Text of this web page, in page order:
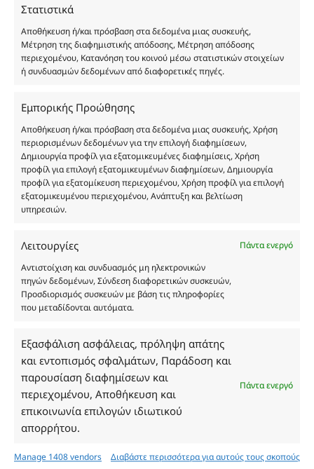
Στατιστικά
Αποθήκευση ή/και πρόσβαση στα δεδομένα μιας συσκευής,
Μέτρηση της διαφημιστικής απόδοσης, Μέτρηση απόδοσης
περιεχομένου, Κατανόηση του κοινού μέσω στατιστικών στοιχείων
ή συνδυασμών δεδομένων από διαφορετικές πηγές.
Εμπορικής Προώθησης
Αποθήκευση ή/και πρόσβαση στα δεδομένα μιας συσκευής, Χρήση
περιορισμένων δεδομένων για την επιλογή διαφημίσεων,
Δημιουργία προφίλ για εξατομικευμένες διαφημίσεις, Χρήση
προφίλ για επιλογή εξατομικευμένων διαφημίσεων, Δημιουργία
προφίλ για εξατομίκευση περιεχομένου, Χρήση προφίλ για επιλογή
εξατομικευμένου περιεχομένου, Ανάπτυξη και βελτίωση
υπηρεσιών.
Λειτουργίες
Πάντα ενεργό
Αντιστοίχιση και συνδυασμός μη ηλεκτρονικών
πηγών δεδομένων, Σύνδεση διαφορετικών συσκευών,
Προσδιορισμός συσκευών με βάση τις πληροφορίες
που μεταδίδονται αυτόματα.
Εξασφάλιση ασφάλειας, πρόληψη απάτης
και εντοπισμός σφαλμάτων, Παράδοση και
παρουσίαση διαφημίσεων και
περιεχομένου, Αποθήκευση και
επικοινωνία επιλογών ιδιωτικού
απορρήτου.
Πάντα ενεργό
Manage 1408 vendors Διαβάστε περισσότερα για αυτούς τους σκοπούς
χύμα μορφή και είναι εμπνευσμένα από τα
αντίστοιχα αυθεντικά γνωστών οίκων. Οι
ονομασίες, οι εικόνες και τα σήματα των
προϊόντων αποτελούν αναφαίρετη και
κατοχυρωμένη εμπορικά ιδιοκτησία των
υπόκεινται σε πνευματικά δικαιώματα.
Eau de parfum
Τηλ. 2314 016010
ΑΦΜ 803285309
ΓΕΜΗ 193802504000
Ωράριο Καταστήματος
Δευτέρα: 08:30–16:30
Τρίτη: 08:30–16:30
Τετάρτη: 08:30–16:30
Πέμπτη: 08:30–16:30
Σάββατο - Κυριακή: Κλειστά